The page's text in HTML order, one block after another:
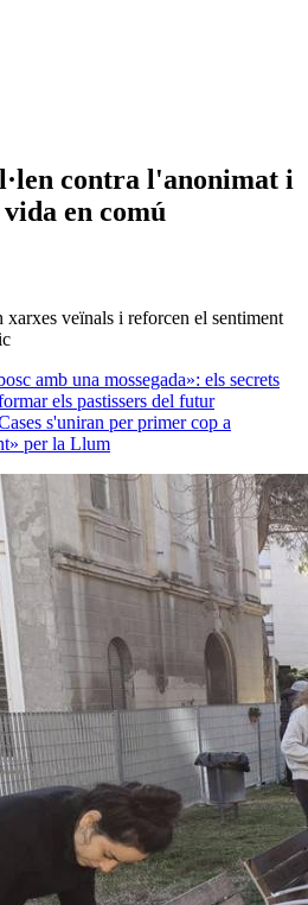
contra l'anonimat i
en comú
veïnals i reforcen el sentiment
amb una mossegada»: els secrets
els pastissers del futur
s'uniran per primer cop a
per la Llum